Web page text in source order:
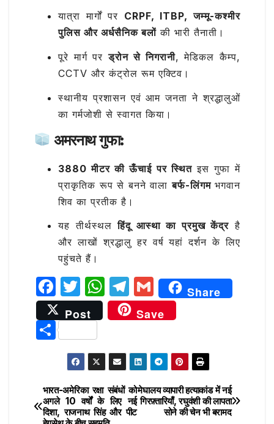
यात्रा मार्गों पर CRPF, ITBP, जम्मू-कश्मीर
पुलिस और अर्धसैनिक बलों की भारी तैनाती।
पूरे मार्ग परड्रोन से निगरानी, मेडिकल कैम्प,
CCTV और कंट्रोल रूम एक्टिव।
स्थानीय प्रशासन एवं आम जनता ने श्रद्धालुओं
का गर्मजोशी से स्वागत किया।
अमरनाथ गुफा:
3880 मीटर की ऊँचाई पर स्थितइस गुफा में
प्राकृतिक रूप से बनने वालाबर्फ-लिंगमभगवान
शिव का प्रतीक है।
यह तीर्थस्थलहिंदू आस्था का प्रमुख केंद्र है
और लाखों श्रद्धालु हर वर्ष यहां दर्शन के लिए
पहुंचते हैं।
F
a
c
e
b
o
o
T
w
it
te
r
W
h
at
A
p
p
T
el
e
ra
m
G
m
ai
Share
Post
Save
S
h
ar
e
Post
मेघालय व्यापारी हत्याकांड में नई
गिरफ़्तारियाँ, रघुवंशी की लापता
सोने की चेन भी बरामद
भारत-अमेरिका रक्षा संबंधों को
अगले 10 वर्षों के लिए नई
दिशा, राजनाथ सिंह और पीट